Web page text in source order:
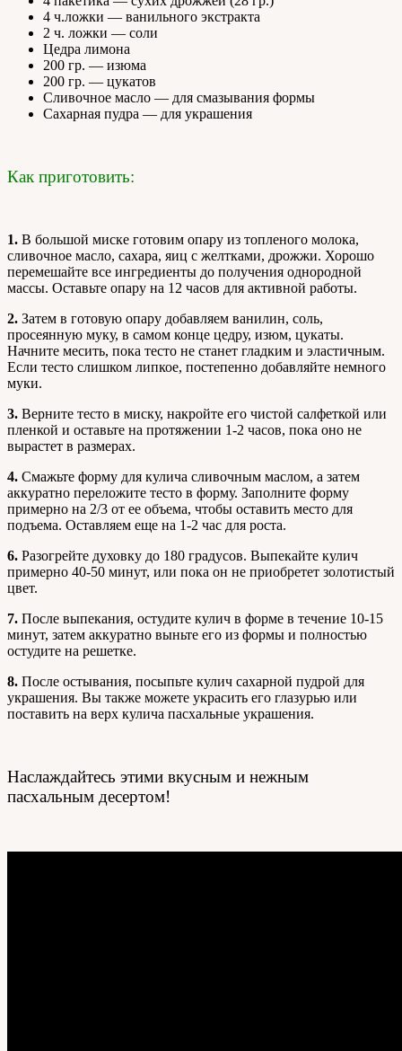
4 ч.ложки — ванильного экстракта
2 ч. ложки — соли
Цедра лимона
200 гр. — изюма
200 гр. — цукатов
Сливочное масло — для смазывания формы
Сахарная пудра — для украшения
Как приготовить:
1. В большой миске готовим опару из топленого молока,
сливочное масло, сахара, яиц с желтками, дрожжи. Хорошо
перемешайте все ингредиенты до получения однородной
массы. Оставьте опару на 12 часов для активной работы.
2. Затем в готовую опару добавляем ванилин, соль,
просеянную муку, в самом конце цедру, изюм, цукаты.
Начните месить, пока тесто не станет гладким и эластичным.
Если тесто слишком липкое, постепенно добавляйте немного
муки.
3. Верните тесто в миску, накройте его чистой салфеткой или
пленкой и оставьте на протяжении 1-2 часов, пока оно не
вырастет в размерах.
4. Смажьте форму для кулича сливочным маслом, а затем
аккуратно переложите тесто в форму. Заполните форму
примерно на 2/3 от ее объема, чтобы оставить место для
подъема. Оставляем еще на 1-2 час для роста.
6. Разогрейте духовку до 180 градусов. Выпекайте кулич
примерно 40-50 минут, или пока он не приобретет золотистый
цвет.
7. После выпекания, остудите кулич в форме в течение 10-15
минут, затем аккуратно выньте его из формы и полностью
остудите на решетке.
8. После остывания, посыпьте кулич сахарной пудрой для
украшения. Вы также можете украсить его глазурью или
поставить на верх кулича пасхальные украшения.
Наслаждайтесь этими вкусным и нежным
пасхальным десертом!